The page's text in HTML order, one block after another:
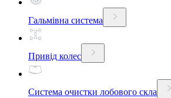
Гальмівна система
Привід колес
Система очистки лобового скла